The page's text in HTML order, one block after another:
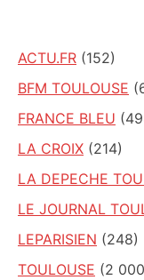
ACTU.FR (152)
BFM TOULOUSE
FRANCE BLEU
LA CROIX (214)
LA DEPECHE
LE JOURNAL
LEPARISIEN (248)
TOULOUSE (2